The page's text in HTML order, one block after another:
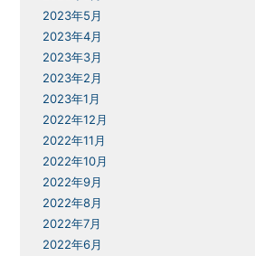
2023年5月
2023年4月
2023年3月
2023年2月
2023年1月
2022年12月
2022年11月
2022年10月
2022年9月
2022年8月
2022年7月
2022年6月